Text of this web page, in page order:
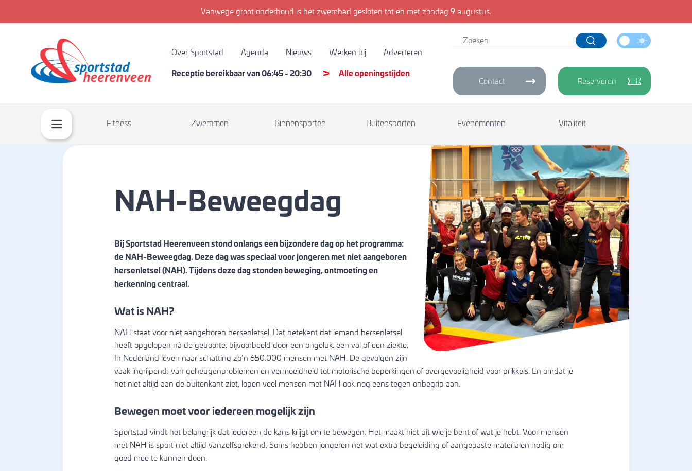
Vanwege groot onderhoud is het zwembad gesloten tot en met zondag 9 augustus.
Over Sportstad Agenda Nieuws Werken bij Adverteren
Receptie bereikbaar van06:45-20:30 Alle openingstijden
Contact Reserveren
Fitness Zwemmen
APK zwemmen
Easyswim
Zwemles voor
volwassenen
Zwemles in kleine
groepjes
Binnensporten Buitensporten Evenementen Vitaliteit
NAH-Beweegdag
Bij Sportstad Heerenveen stond onlangs een bijzondere dag op het programma:
de NAH-Beweegdag. Deze dag was speciaal voor jongeren met niet aangeboren
hersenletsel (NAH). Tijdens deze dag stonden beweging, ontmoeting en
herkenning centraal.
Wat is NAH?
NAH staat voor niet aangeboren hersenletsel. Dat betekent dat iemand hersenletsel
heeft opgelopen ná de geboorte, bijvoorbeeld door een ongeluk, een val of een ziekte.
In Nederland leven naar schatting zo’n 650.000 mensen met NAH. De gevolgen zijn
vaak ingrijpend: van geheugenproblemen en vermoeidheid tot motorische beperkingen of overgevoeligheid voor prikkels. En omdat je
het niet altijd aan de buitenkant ziet, lopen veel mensen met NAH ook nog eens tegen onbegrip aan.
Bewegen moet voor iedereen mogelijk zijn
Sportstad vindt het belangrijk dat iedereen de kans krijgt om te bewegen. Het maakt niet uit wie je bent of wat je hebt. Voor mensen
met NAH is sport niet altijd vanzelfsprekend. Soms hebben jongeren net wat extra begeleiding of aangepaste materialen nodig om
goed mee te kunnen doen.